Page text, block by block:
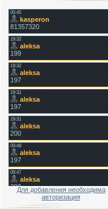
Для добавления необходима
авторизация